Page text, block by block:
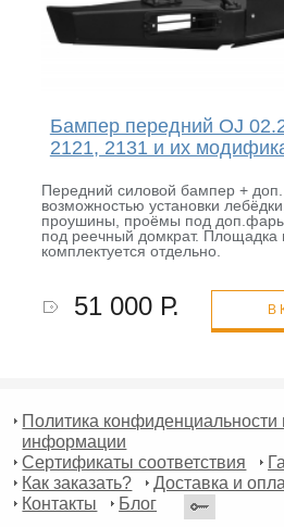
Бампер передний OJ
2121, 2131 и их
Передний силовой бампер +
возможностью установки
проушины, проёмы под
под реечный домкрат. Площадка
комплектуется отдельно.
51 000 Р. В
Политика конфиденциальности
информации
Сертификаты соответствия
Как заказать?
Доставка и
Контакты
Блог